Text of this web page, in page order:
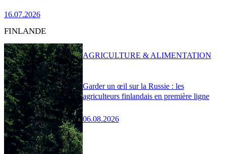
16.07.2026
FINLANDE
Garder un œil sur la Russie : les
agriculteurs finlandais en première ligne
06.08.2026
AGRICULTURE & ALIMENTATION